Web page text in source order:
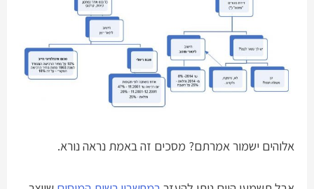
אלוהים ישמור אמרתם? מסכים זה באמת נראה נורא.